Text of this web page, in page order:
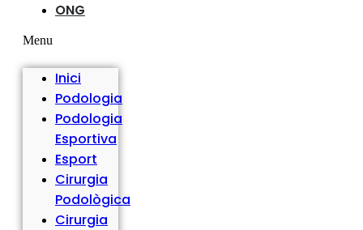
ONG
Menu
Inici
Podologia
Podologia
Esportiva
Esport
Cirurgia
Podològica
Cirurgia